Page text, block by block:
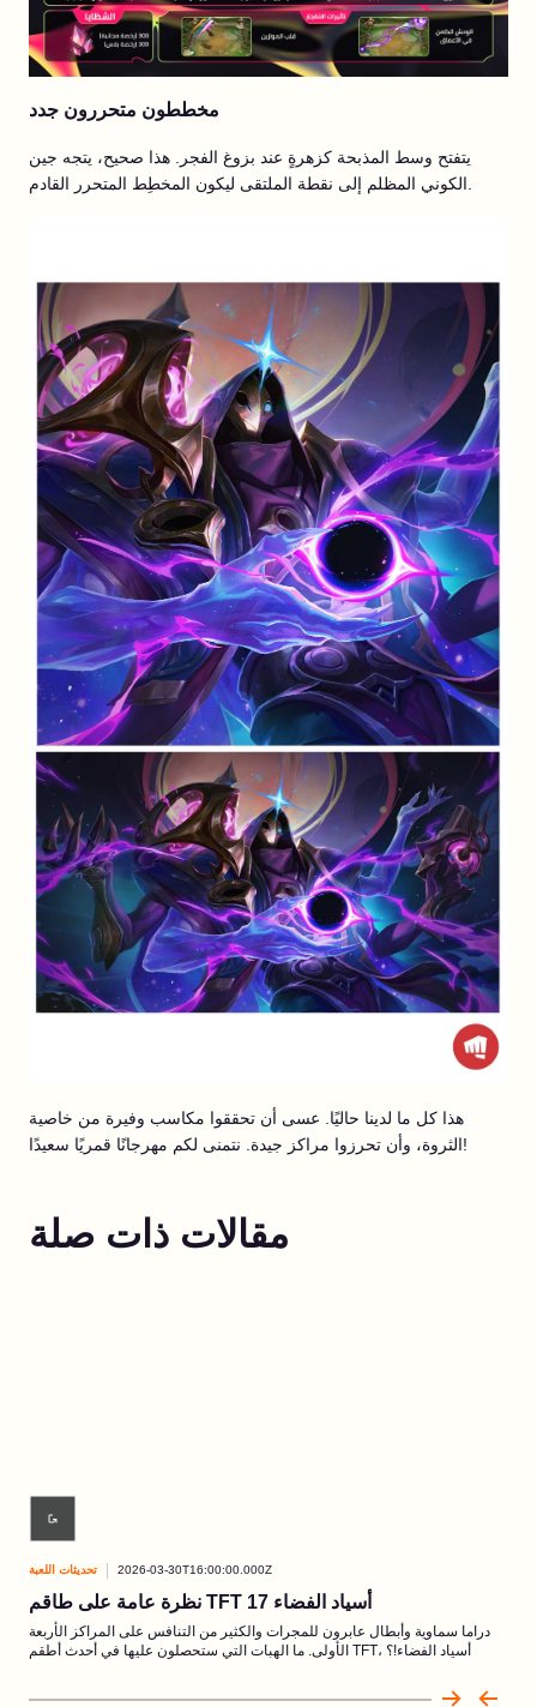
مخططون متحررون جدد
يتفتح وسط المذبحة كزهرةٍ عند بزوغ الفجر. هذا صحيح، يتجه جين
الكوني المظلم إلى نقطة الملتقى ليكون المخطِط المتحرر القادم.
هذا كل ما لدينا حاليًا. عسى أن تحققوا مكاسب وفيرة من خاصية
الثروة، وأن تحرزوا مراكز جيدة. نتمنى لكم مهرجانًا قمريًا سعيدًا!
مقالات ذات صلة
تحديثات اللعبة 2026-03-30T16:00:00.000Z
نظرة عامة على طاقم TFT 17 أسياد الفضاء
دراما سماوية وأبطال عابرون للمجرات والكثير من التنافس على المراكز الأربعة
الأولى. ما الهبات التي ستحصلون عليها في أحدث أطقم TFT، أسياد الفضاء!؟